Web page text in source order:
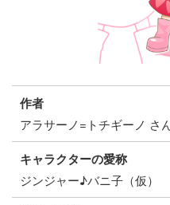
作者
アラサーノ=トチギーノ さ
キャラクターの愛称
ジンジャー♪バニ子（仮）